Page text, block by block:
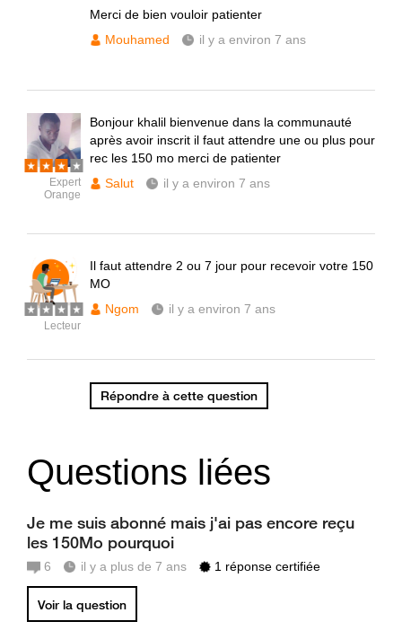
Merci de bien vouloir patienter
Mouhamed
il y a environ 7 ans
Expert
Orange
Bonjour khalil bienvenue dans la communauté
après avoir inscrit il faut attendre une ou plus pour
rec les 150 mo merci de patienter
Salut
il y a environ 7 ans
Lecteur
Il faut attendre 2 ou 7 jour pour recevoir votre 150
MO
Ngom
il y a environ 7 ans
Répondre à cette question
Questions liées
Je me suis abonné mais j'ai pas encore reçu
les 150Mo pourquoi
6 il y a plus de 7 ans 1 réponse certifiée
Voir la question